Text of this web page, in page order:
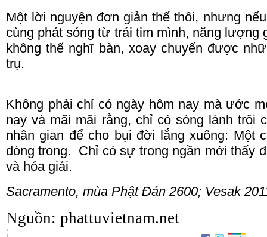
Một lời nguyện đơn giản thế thôi, nhưng
cùng phát sóng từ trái tim mình, năng lượng
không thể nghĩ bàn, xoay chuyển được
trụ.
Không phải chỉ có ngày hôm nay mà ước
nay và mãi mãi rằng, chỉ có sóng lành trôi
nhân gian để cho bụi đời lắng xuống: Một
dòng trong. Chỉ có sự trong ngần mới thấy
và hóa giải.
Sacramento, mùa Phật Đản 2600; Vesak
Nguồn: phattuvietnam.net